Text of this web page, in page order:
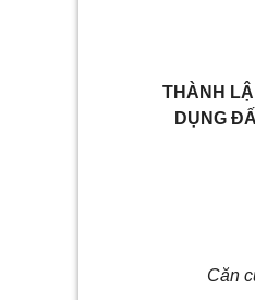
THÀNH
DỤNG
Căn